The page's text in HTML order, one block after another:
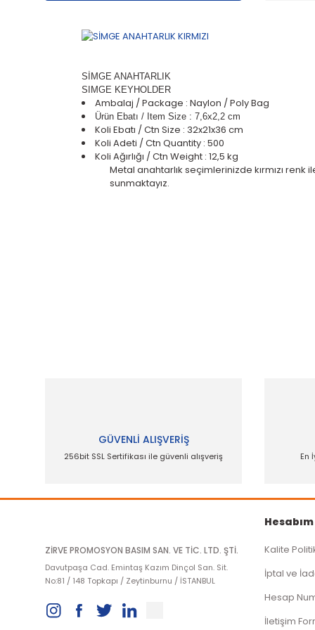
SİMGE ANAHTARLIK
SIMGE KEYHOLDER
Ambalaj / Package : Naylon / Poly Bag
Ürün Ebatı / Item Size : 7,6x2,2 cm
Koli Ebatı / Ctn Size : 32x21x36 cm
Koli Adeti / Ctn Quantity : 500
Koli Ağırlığı / Ctn Weight : 12,5 kg
Metal anahtarlık seçimlerinizde kırmızı
sunmaktayız.
Bu ürüne benzer farklı alternatifler olmalı.
GÜVENLİ ALIŞVERİŞ
256bit SSL Sertifikası ile güvenli alışveriş En
ZİRVE PROMOSYON BASIM SAN. VE TİC. LTD. ŞTİ.
Davutpaşa Cad. Emintaş Kazım Dinçol San. Sit.
No:81 / 148 Topkapı / Zeytinburnu / İSTANBUL
Hesabım
Kalite
İptal ve
Hesap
İletişim